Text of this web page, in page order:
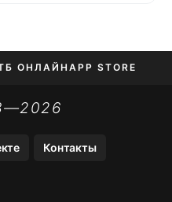
ОНЛАЙН APP STORE
Контакты